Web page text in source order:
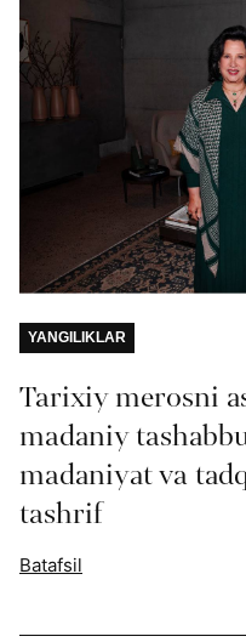
YANGILIKLAR
Tarixiy merosni
madaniy
madaniyat va
tashrif
Batafsil